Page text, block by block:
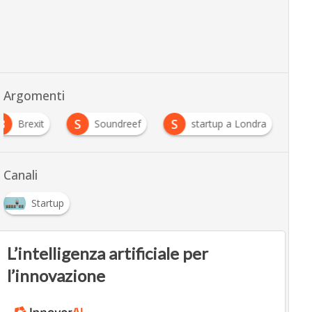
Argomenti
Brexit S Soundreef S startup a Londra
Canali
Startup
L’intelligenza artificiale per
l’innovazione